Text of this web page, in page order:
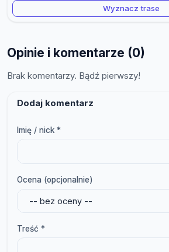
Wyznacz trase
Opinie i komentarze (0)
Brak komentarzy. Bądź pierwszy!
Dodaj komentarz
Imię / nick *
Ocena (opcjonalnie)
Treść *